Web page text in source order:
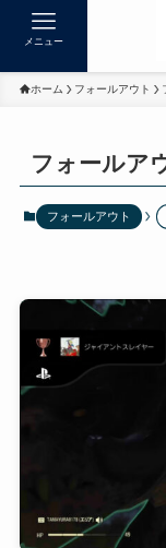
メニュー
ホーム フォールアウト
フォールア
フォールアウト